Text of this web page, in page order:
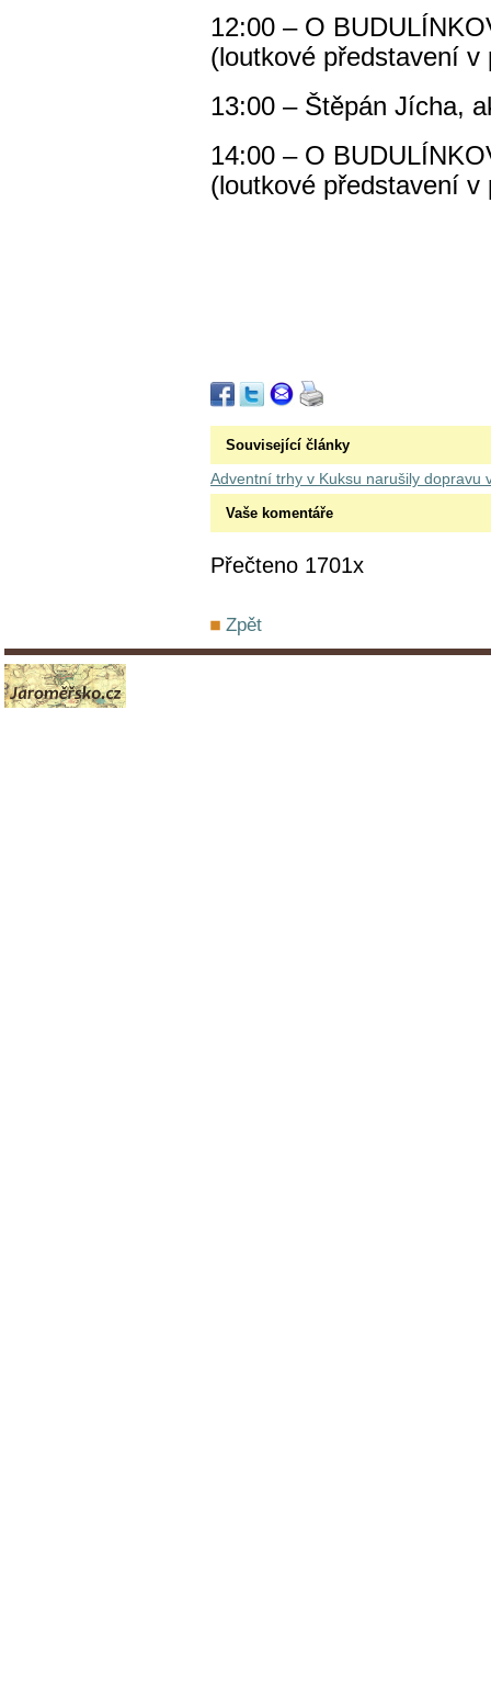
12:00 – O
(loutkové představení
13:00 – Štěpán Jícha,
14:00 – O
(loutkové představení
Související články
Adventní trhy v Kuksu narušily dopravu
Vaše komentáře
Přečteno 1701x
Zpět